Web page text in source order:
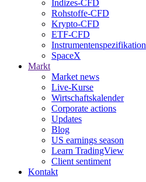
Indizes-CFD
Rohstoffe-CFD
Krypto-CFD
ETF-CFD
Instrumentenspezifikation
SpaceX
Markt
Market news
Live-Kurse
Wirtschaftskalender
Corporate actions
Updates
Blog
US earnings season
Learn TradingView
Client sentiment
Kontakt